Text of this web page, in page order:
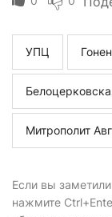
УПЦ
Митрополит
Если вы
нажмите